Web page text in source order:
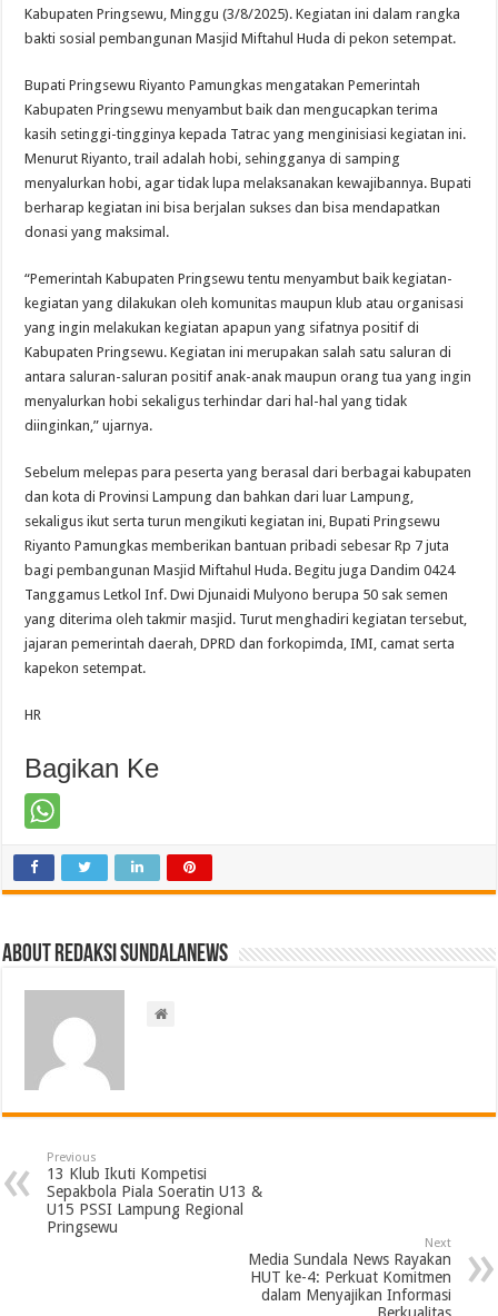
Kabupaten Pringsewu, Minggu (3/8/2025). Kegiatan ini dalam rangka
bakti sosial pembangunan Masjid Miftahul Huda di pekon setempat.
Bupati Pringsewu Riyanto Pamungkas mengatakan Pemerintah
Kabupaten Pringsewu menyambut baik dan mengucapkan terima
kasih setinggi-tingginya kepada Tatrac yang menginisiasi kegiatan ini.
Menurut Riyanto, trail adalah hobi, sehingganya di samping
menyalurkan hobi, agar tidak lupa melaksanakan kewajibannya. Bupati
berharap kegiatan ini bisa berjalan sukses dan bisa mendapatkan
donasi yang maksimal.
“Pemerintah Kabupaten Pringsewu tentu menyambut baik kegiatan-
kegiatan yang dilakukan oleh komunitas maupun klub atau organisasi
yang ingin melakukan kegiatan apapun yang sifatnya positif di
Kabupaten Pringsewu. Kegiatan ini merupakan salah satu saluran di
antara saluran-saluran positif anak-anak maupun orang tua yang ingin
menyalurkan hobi sekaligus terhindar dari hal-hal yang tidak
diinginkan,” ujarnya.
Sebelum melepas para peserta yang berasal dari berbagai kabupaten
dan kota di Provinsi Lampung dan bahkan dari luar Lampung,
sekaligus ikut serta turun mengikuti kegiatan ini, Bupati Pringsewu
Riyanto Pamungkas memberikan bantuan pribadi sebesar Rp 7 juta
bagi pembangunan Masjid Miftahul Huda. Begitu juga Dandim 0424
Tanggamus Letkol Inf. Dwi Djunaidi Mulyono berupa 50 sak semen
yang diterima oleh takmir masjid. Turut menghadiri kegiatan tersebut,
jajaran pemerintah daerah, DPRD dan forkopimda, IMI, camat serta
kapekon setempat.
HR
Bagikan Ke
About Redaksi Sundalanews
Previous
13 Klub Ikuti Kompetisi
Sepakbola Piala Soeratin U13 &
U15 PSSI Lampung Regional
Pringsewu
Next
Media Sundala News Rayakan
HUT ke-4: Perkuat Komitmen
dalam Menyajikan Informasi